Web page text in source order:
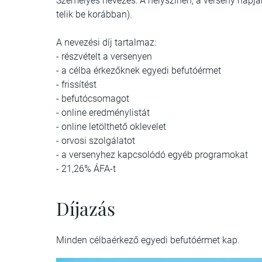
telik be korábban).
A nevezési díj tartalmaz:
- részvételt a versenyen
- a célba érkezőknek egyedi befutóérmet
- frissítést
- befutócsomagot
- online eredménylistát
- online letölthető oklevelet
- orvosi szolgálatot
- a versenyhez kapcsolódó egyéb programokat
- 21,26% ÁFA-t
Díjazás
Minden célbaérkező egyedi befutóérmet kap.